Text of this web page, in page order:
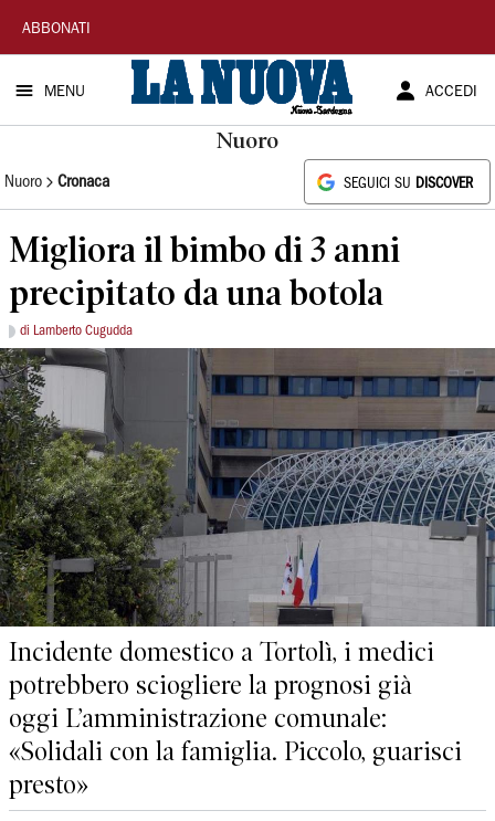
La
Nuova
Sardegna
ABBONATI
MENU ACCEDI
Nuoro
Nuoro Cronaca SEGUICI SU DISCOVER
Migliora il bimbo di 3 anni
precipitato da una botola
di Lamberto Cugudda
Incidente domestico a Tortolì, i medici
potrebbero sciogliere la prognosi già
oggi L’amministrazione comunale:
«Solidali con la famiglia. Piccolo, guarisci
presto»